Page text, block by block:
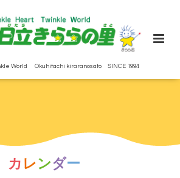
World Okuhitachi kiraranosato SINCE 1994
カ レンダー